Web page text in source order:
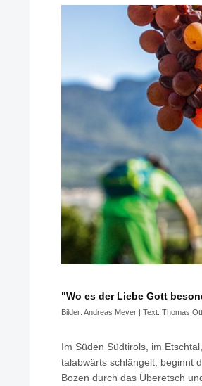
"Wo es der Liebe Gott
Bilder: Andreas Meyer | Text: Thomas
Im Süden Südtirols, im
talabwärts schlängelt, beginnt
Bozen durch das Überetsch